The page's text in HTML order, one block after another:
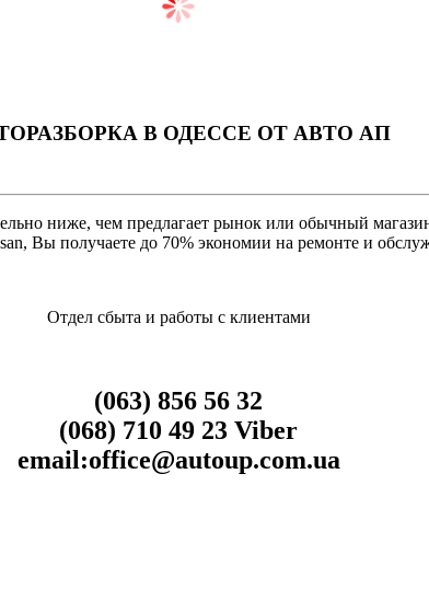
В ОДЕССЕ ОТ AВТО АП
ниже, чем предлагает рынок или обычный
Вы получаете до 70% экономии на ремонте и
Отдел сбыта и работы с клиентами
(063) 856 56 32
(068) 710 49 23 Viber
email:office@autoup.com.ua